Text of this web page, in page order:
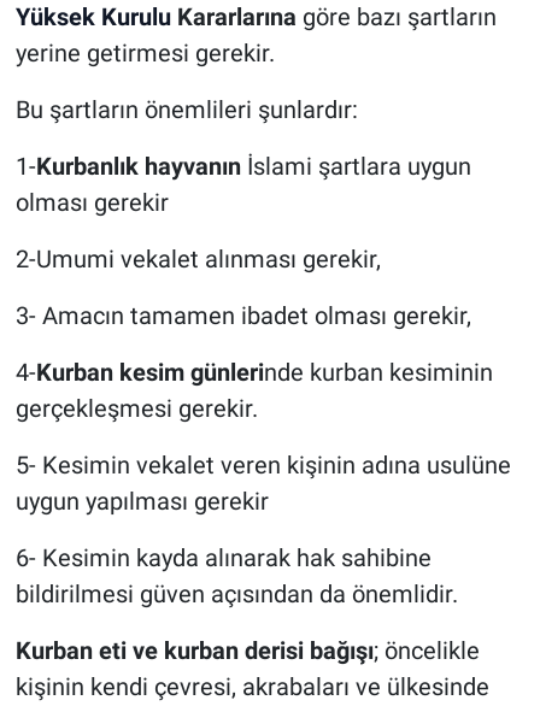
Yüksek KuruluKararlarına göre bazı şartların
yerine getirmesi gerekir.
Bu şartların önemlileri şunlardır:
1-Kurbanlık hayvanın İslami şartlara uygun
olması gerekir
2-Umumi vekalet alınması gerekir,
3- Amacın tamamen ibadet olması gerekir,
4-Kurban kesim günlerinde kurban kesiminin
gerçekleşmesi gerekir.
5- Kesimin vekalet veren kişinin adına usulüne
uygun yapılması gerekir
6- Kesimin kayda alınarak hak sahibine
bildirilmesi güven açısından da önemlidir.
Kurban eti ve kurban derisi bağışı; öncelikle
kişinin kendi çevresi, akrabaları ve ülkesinde